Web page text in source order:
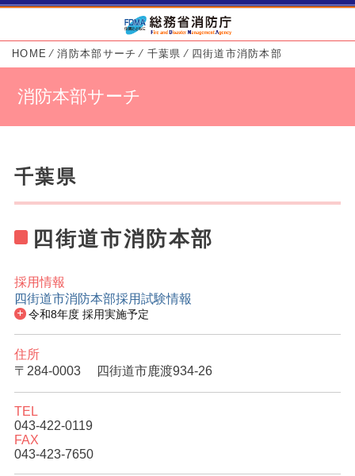
HOME ⁄ 消防本部サーチ ⁄ 千葉県 ⁄ 四街道市消防本部
消防本部サーチ
千葉県
四街道市消防本部
消防本部基本情報
採用情報
四街道市消防本部採用試験情報
令和8年度 採用実施予定
住所
〒284-0003
四街道市鹿渡934-26
TEL
043-422-0119
FAX
043-423-7650